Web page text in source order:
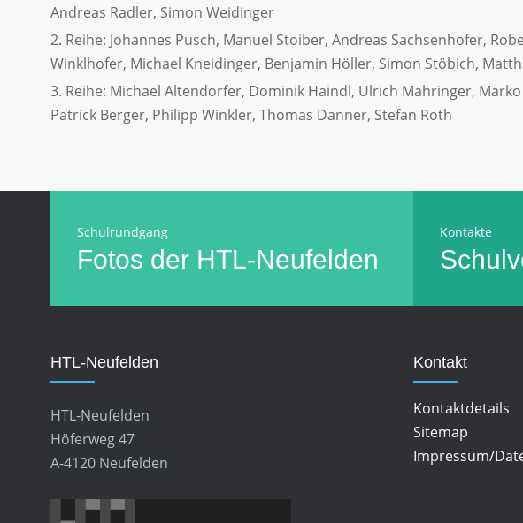
Andreas Radler, Simon Weidinger
Reihe: Johannes Pusch, Manuel Stoiber, Andreas Sachsenhofer,
Winklhofer, Michael Kneidinger, Benjamin Höller, Simon Stöbich,
Reihe: Michael Altendorfer, Dominik Haindl, Ulrich Mahringer,
Patrick Berger, Philipp Winkler, Thomas Danner, Stefan Roth
Schulrundgang
Fotos der HTL-Neufelden
Kontakte
HTL-Neufelden
HTL-Neufelden
Höferweg 47
A-4120 Neufelden
Kontakt
Kontaktdetails
Sitemap
Impressum/